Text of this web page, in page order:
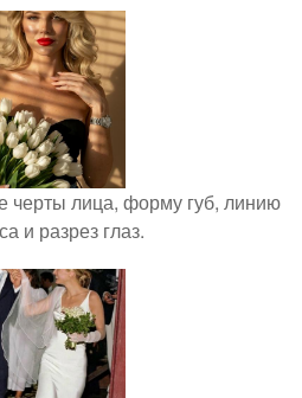
черты лица, форму губ, линию
и разрез глаз.